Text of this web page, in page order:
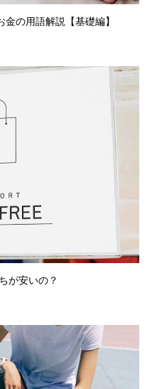
の用語解説【基礎編】
が安いの？